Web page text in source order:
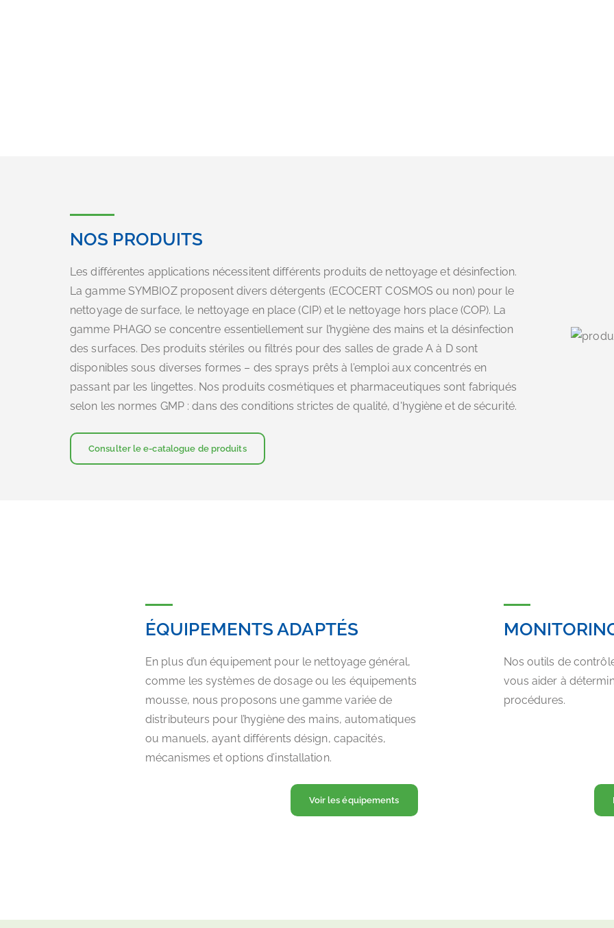
NOS PRODUITS
Les différentes applications nécessitent différents produits de nettoyage et désinfection.
La gamme SYMBIOZ proposent divers détergents (ECOCERT COSMOS ou non) pour le
nettoyage de surface, le nettoyage en place (CIP) et le nettoyage hors place (COP). La
gamme PHAGO se concentre essentiellement sur l’hygiène des mains et la désinfection
des surfaces. Des produits stériles ou filtrés pour des salles de grade A à D sont
disponibles sous diverses formes – des sprays prêts à l’emploi aux concentrés en
passant par les lingettes. Nos produits cosmétiques et pharmaceutiques sont fabriqués
selon les normes GMP : dans des conditions strictes de qualité, d'hygiène et de sécurité.
Consulter le e-catalogue de produits
ÉQUIPEMENTS ADAPTÉS
En plus d’un équipement pour le nettoyage général,
comme les systèmes de dosage ou les équipements
mousse, nous proposons une gamme variée de
distributeurs pour l’hygiène des mains, automatiques
ou manuels, ayant différents désign, capacités,
mécanismes et options d’installation.
Voir les équipements
Nos outils de
vous aider à
procédures.